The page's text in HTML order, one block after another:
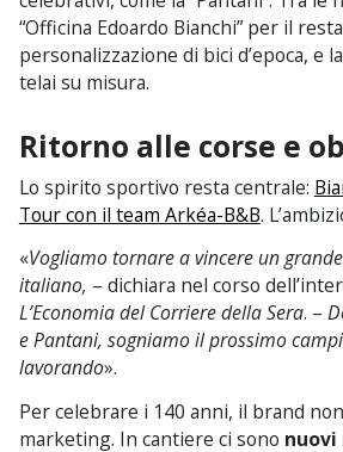
“Officina Edoardo Bianchi” per il
personalizzazione di bici d’epoca, e
telai su misura.
Ritorno alle corse e
Lo spirito sportivo resta centrale:
Tour con il team Arkéa-B&B.
«Vogliamo tornare a vincere un
italiano, – dichiara nel corso
L’Economia del Corriere della Sera. –
e Pantani, sogniamo il prossimo
lavorando».
Per celebrare i 140 anni, il brand
marketing. In cantiere ci sono